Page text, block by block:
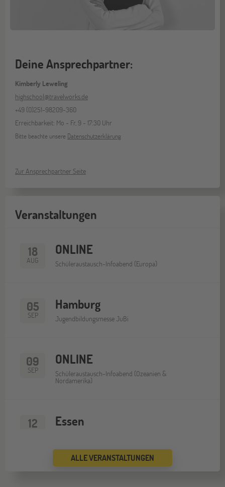
Deine Ansprechpartner:
Kimberly Leweling
highschool@travelworks.de
+49 (0)251-98209-360
Erreichbarkeit: Mo - Fr, 9 - 17:30 Uhr
Bitte beachte unsere Datenschutzerklärung
Zur Ansprechpartner Seite
Veranstaltungen
18
AUG
ONLINE
Schüleraustausch-Infoabend (Europa)
05
SEP
Hamburg
Jugendbildungsmesse JuBi
09
SEP
ONLINE
Schüleraustausch-Infoabend (Ozeanien &
Nordamerika)
12 Essen
ALLE VERANSTALTUNGEN